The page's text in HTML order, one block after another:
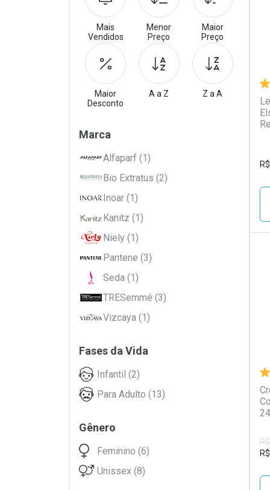
R$
R$
Mais
Vendidos
Menor
Preço
Maior
Preço
Maior
Desconto
A a Z Z a A
Filtros
Marca
Alfaparf (1)
Bio Extratus (2)
Inoar (1)
Kanitz (1)
Niely (1)
Pantene (3)
Seda (1)
TRESemmé (3)
Vizcaya (1)
Fases da Vida
Infantil (2)
Para Adulto (13)
Gênero
Feminino (6)
Unissex (8)